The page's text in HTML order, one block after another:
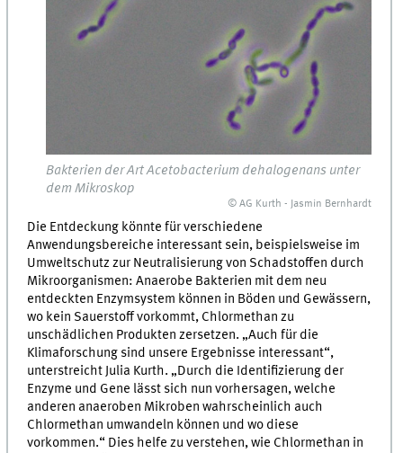
Bakterien der Art Acetobacterium dehalogenans unter
dem Mikroskop
© AG Kurth - Jasmin Bernhardt
Die Entdeckung könnte für verschiedene
Anwendungsbereiche interessant sein, beispielsweise im
Umweltschutz zur Neutralisierung von Schadstoffen durch
Mikroorganismen: Anaerobe Bakterien mit dem neu
entdeckten Enzymsystem können in Böden und Gewässern,
wo kein Sauerstoff vorkommt, Chlormethan zu
unschädlichen Produkten zersetzen. „Auch für die
Klimaforschung sind unsere Ergebnisse interessant“,
unterstreicht Julia Kurth. „Durch die Identifizierung der
Enzyme und Gene lässt sich nun vorhersagen, welche
anderen anaeroben Mikroben wahrscheinlich auch
Chlormethan umwandeln können und wo diese
vorkommen.“ Dies helfe zu verstehen, wie Chlormethan in